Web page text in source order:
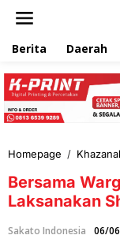
e
k
Berita Daerah
Homepage /
Bersama
Laksanakan
Sakato Indonesia 06/